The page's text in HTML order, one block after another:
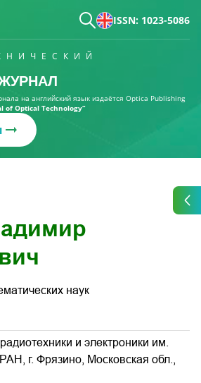
ISSN: 1023-5086
на английский язык издаётся Optica Publishing
of Optical Technology“
наук
и электроники им.
г. Фрязино, Московская обл.,